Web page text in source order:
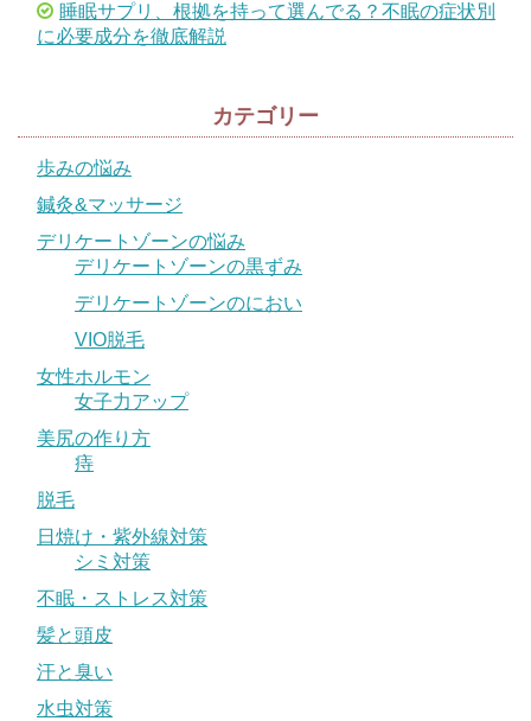
睡眠サプリ、根拠を持って選んでる？不眠の症状別
に必要成分を徹底解説
カテゴリー
歩みの悩み
鍼灸&マッサージ
デリケートゾーンの悩み
デリケートゾーンの黒ずみ
デリケートゾーンのにおい
VIO脱毛
女性ホルモン
女子力アップ
美尻の作り方
痔
脱毛
日焼け・紫外線対策
シミ対策
不眠・ストレス対策
髪と頭皮
汗と臭い
水虫対策